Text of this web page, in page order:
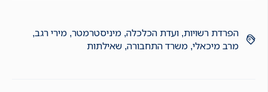
הפרדת רשויות, ועדת הכלכלה, מיניסטרמטר, מירי רגב,
מרב מיכאלי, משרד התחבורה, שאילתות